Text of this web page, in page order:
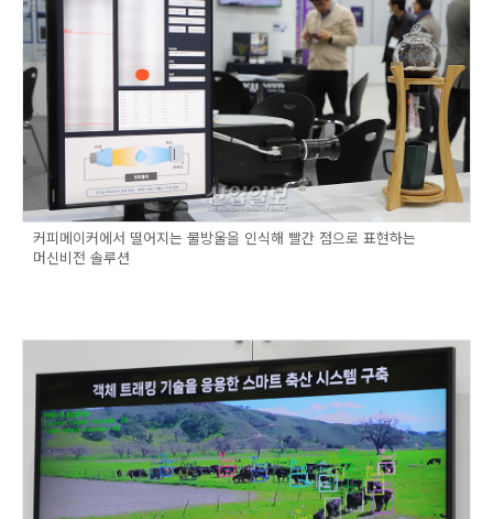
커피메이커에서 떨어지는 물방울을 인식해 빨간 점으로 표현하는
머신비전 솔루션